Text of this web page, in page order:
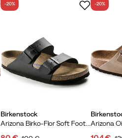
Birkenstock
Arizona Birko-Flor Soft Footbed Regular Black
-20% -20%